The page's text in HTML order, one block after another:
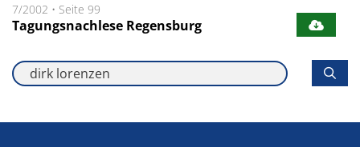
7/2002 • Seite 99
Tagungsnachlese Regensburg